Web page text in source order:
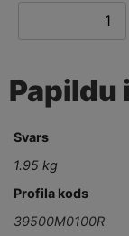
Papildu
Svars
1.95 kg
Profila kods
39500M0100R